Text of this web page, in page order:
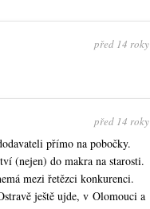
před 14 roky
před 14 roky
přímo na pobočky.
(nejen) do makra na starosti.
mezi řetězci konkurenci.
ještě ujde, v Olomouci a